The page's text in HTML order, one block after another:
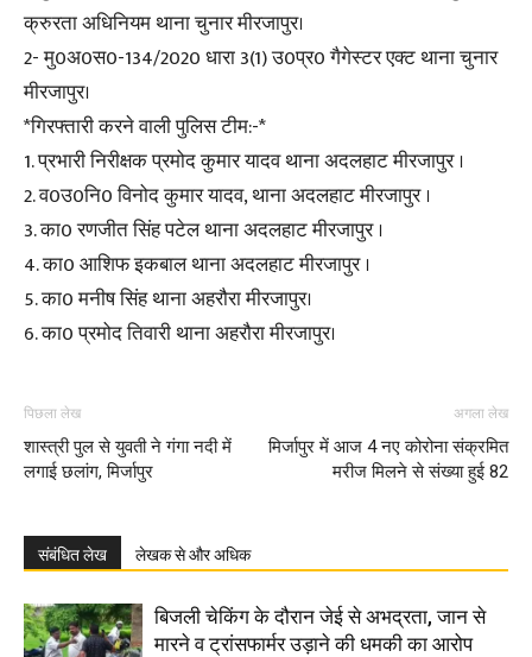
क्रुरता अधिनियम थाना चुनार मीरजापुर।
2- मु0अ0स0-134/2020 धारा 3(1) उ0प्र0 गैगेस्टर एक्ट थाना चुनार
मीरजापुर।
*गिरफ्तारी करने वाली पुलिस टीम:-*
1. प्रभारी निरीक्षक प्रमोद कुमार यादव थाना अदलहाट मीरजापुर ।
2. व0उ0नि0 विनोद कुमार यादव, थाना अदलहाट मीरजापुर ।
3. का0 रणजीत सिंह पटेल थाना अदलहाट मीरजापुर ।
4. का0 आशिफ इकबाल थाना अदलहाट मीरजापुर ।
5. का0 मनीष सिंह थाना अहरौरा मीरजापुर।
6. का0 प्रमोद तिवारी थाना अहरौरा मीरजापुर।
पिछला लेख
शास्त्री पुल से युवती ने गंगा नदी में
लगाई छलांग, मिर्जापुर
अगला लेख
मिर्जापुर में आज 4 नए कोरोना संक्रमित
मरीज मिलने से संख्या हुई 82
संबंधित लेख लेखक से और अधिक
बिजली चेकिंग के दौरान जेई से अभद्रता, जान से
मारने व ट्रांसफार्मर उड़ाने की धमकी का आरोप